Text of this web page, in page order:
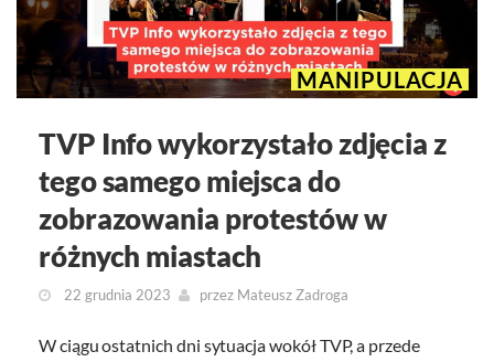
MANIPULACJA
TVP Info wykorzystało zdjęcia z
tego samego miejsca do
zobrazowania protestów w
różnych miastach
22 grudnia 2023 przez Mateusz Zadroga
W ciągu ostatnich dni sytuacja wokół TVP, a przede